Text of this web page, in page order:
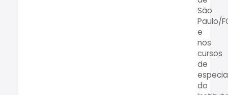
São
Paulo/
e
nos
cursos
de
do